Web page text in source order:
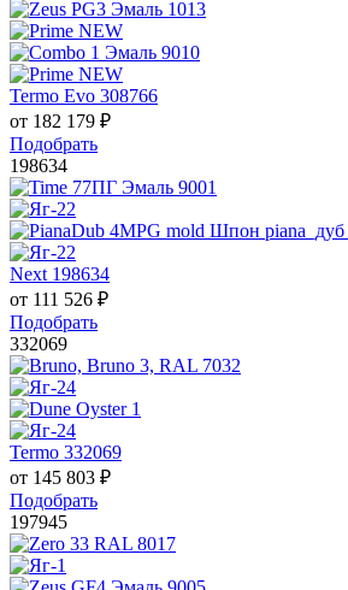
Termo Evo 308766
от 182 179 ₽
Подобрать
198634
Next 198634
от 111 526 ₽
Подобрать
332069
Termo 332069
от 145 803 ₽
Подобрать
197945